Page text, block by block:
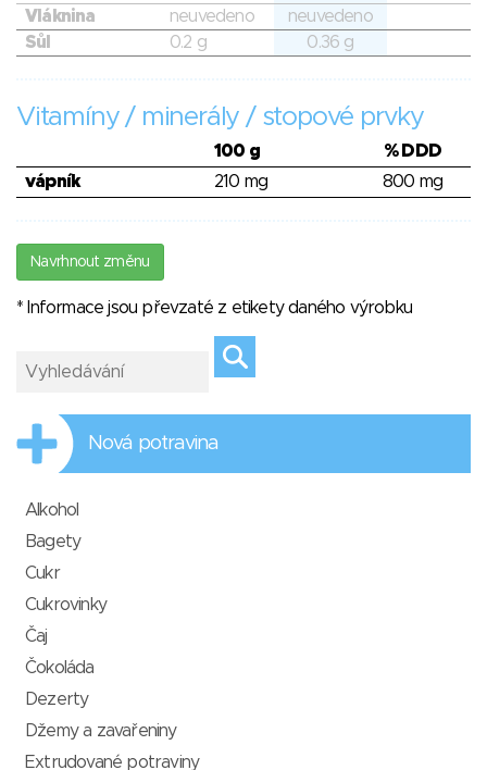
Vláknina
neuvedeno
neuvedeno
Sůl
0.2 g 0.36 g
Vitamíny / minerály / stopové prvky
100 g
% DDD
vápník
210 mg 800 mg
Navrhnout změnu
* Informace jsou převzaté z etikety daného výrobku
Nová potravina
Alkohol
Bagety
Cukr
Cukrovinky
Čaj
Čokoláda
Dezerty
Džemy a zavařeniny
Extrudované potraviny